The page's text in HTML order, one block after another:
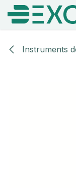
Se rendre au
Instruments